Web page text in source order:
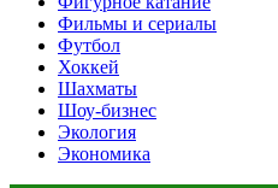
Фильмы и сериалы
Футбол
Хоккей
Шахматы
Шоу-бизнес
Экология
Экономика